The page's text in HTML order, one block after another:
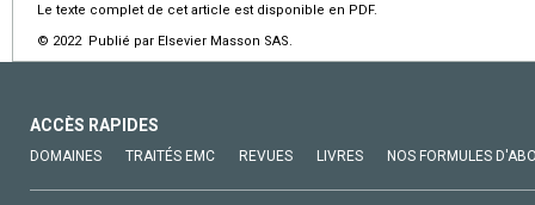
Le texte complet de cet article est disponible en PDF.
© 2022 Publié par Elsevier Masson SAS.
ACCÈS RAPIDES
DOMAINES TRAITÉS EMC REVUES LIVRES NOS FORMULES